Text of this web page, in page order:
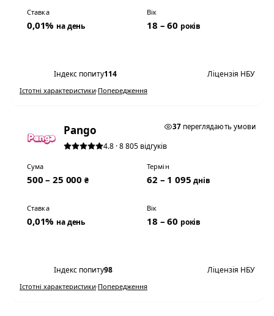
Ставка
0,01% на день
Вік
18 – 60 років
Індекс попиту114 Ліцензія НБУ
Істотні характеристики·Попередження
37переглядають умови
Pango
4.8 · 8 805 відгуків
Сума
500 – 25 000₴
Термін
62 – 1 095днів
Ставка
0,01% на день
Вік
18 – 60 років
Індекс попиту98 Ліцензія НБУ
Істотні характеристики·Попередження